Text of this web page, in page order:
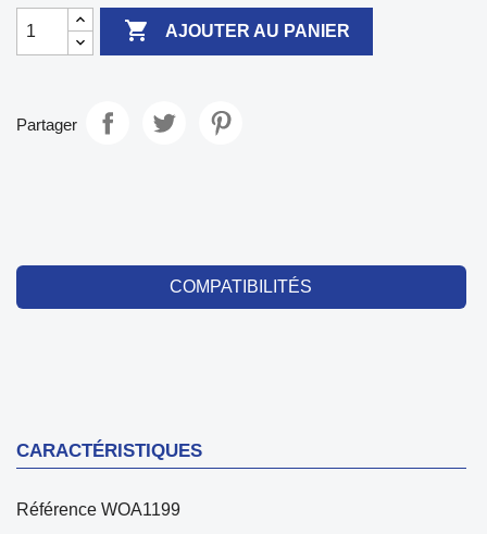
 AJOUTER AU PANIER
Partager
COMPATIBILITÉS
CARACTÉRISTIQUES
Référence WOA1199